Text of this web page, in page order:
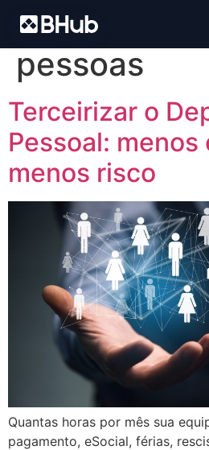
Tag:gestão
pessoas
Terceirizar o
Pessoal: menos
menos risco
Quantas horas por mês sua
pagamento, eSocial, férias,